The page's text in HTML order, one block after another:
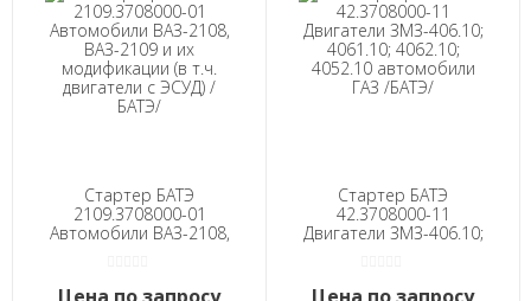
Стартер БАТЭ
2109.3708000-01
Автомобили ВАЗ-2108,
двигатели с ЭСУД) /
Стартер БАТЭ
42.3708000-11
Двигатели ЗМЗ-406.10;
ГАЗ /БАТЭ/